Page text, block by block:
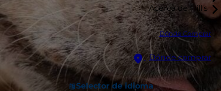
Acerca de Hill's
Dónde Comprar
Dónde comprar
Selector de idioma